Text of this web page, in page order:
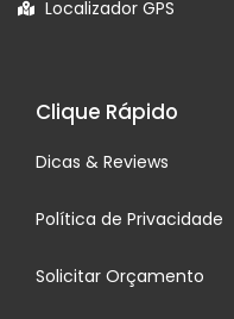
Localizador GPS
Clique Rápido
Dicas & Reviews
Política de Privacidade
Solicitar Orçamento